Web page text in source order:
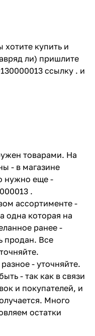
хотите купить и
ли) пришлите
ссылку . и
товарами. На
- в магазине
нужно еще -
.
ассортименте -
одна которая на
ранее -
продан. Все
- уточняйте.
- так как в связи
и покупателей, и
Много
остатки